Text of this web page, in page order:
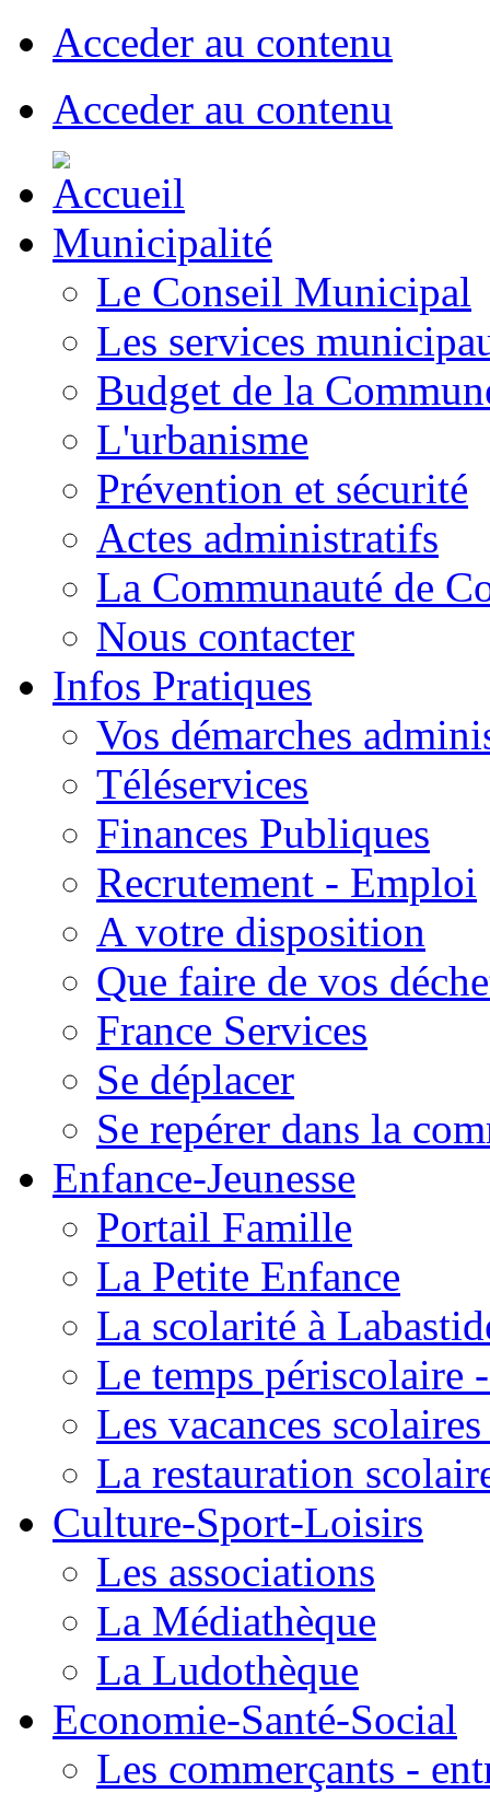
Acceder au contenu
Acceder au contenu
Municipalité
Le Conseil Municipal
Les services
Budget de la
L'urbanisme
Prévention et sécurité
Actes administratifs
La Communauté de
Nous contacter
Infos Pratiques
Vos démarches
Téléservices
Finances Publiques
Recrutement - Emploi
A votre disposition
Que faire de vos
France Services
Se déplacer
Se repérer dans la
Enfance-Jeunesse
Portail Famille
La Petite Enfance
La scolarité à
Le temps périscolaire
Les vacances
La restauration
Culture-Sport-Loisirs
Les associations
La Médiathèque
La Ludothèque
Economie-Santé-Social
Les commerçants -